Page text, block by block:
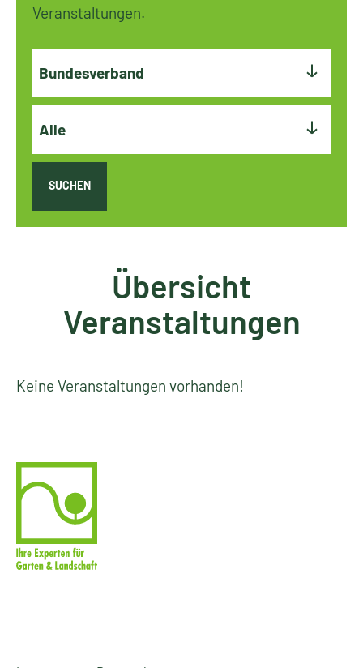
Veranstaltungen.
Bundesverband
Alle
SUCHEN
Übersicht
Veranstaltungen
Keine Veranstaltungen vorhanden!